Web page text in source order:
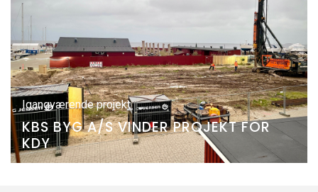
Igangværende projekt
KBS BYG A/S VINDER PROJEKT FOR
KDY